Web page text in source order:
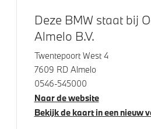
Actieve
Isofix bevestiging
Deze BMW staat bij
Almelo B.V.
Twentepoort West 4
7609 RD Almelo
0546-545000
Naar de website
Bekijk de kaart in een nieuw